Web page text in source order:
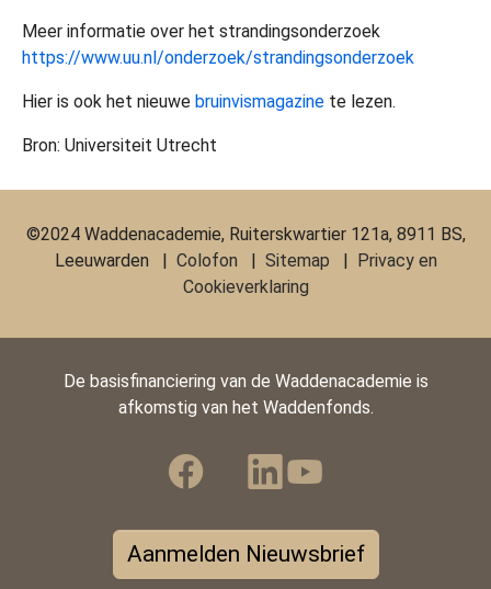
Meer informatie over het strandingsonderzoek
https://www.uu.nl/onderzoek/strandingsonderzoek
Hier is ook het nieuwe bruinvismagazine te lezen.
Bron: Universiteit Utrecht
©2024 Waddenacademie, Ruiterskwartier 121a, 8911 BS,
Leeuwarden | Colofon | Sitemap | Privacy en
Cookieverklaring
De basisfinanciering van de Waddenacademie is
afkomstig van het Waddenfonds.
Aanmelden Nieuwsbrief